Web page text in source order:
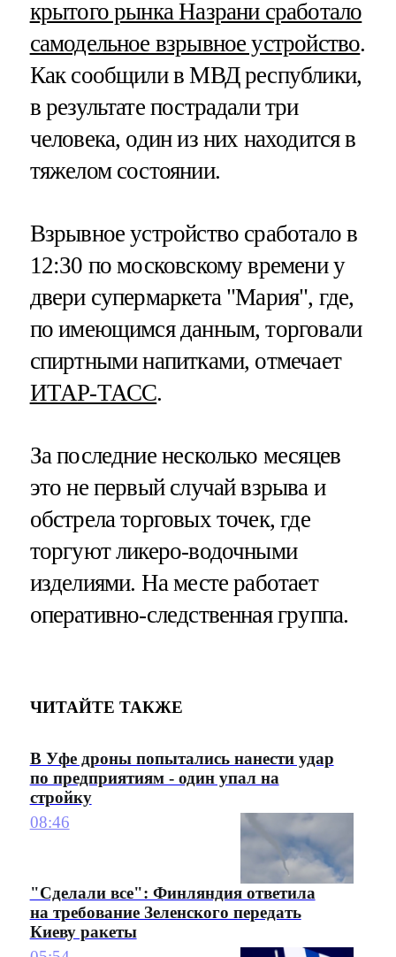
крытого рынка Назрани сработало
самодельное взрывное устройство.
Как сообщили в МВД республики,
в результате пострадали три
человека, один из них находится в
тяжелом состоянии.
Взрывное устройство сработало в
12:30 по московскому времени у
двери супермаркета "Мария", где,
по имеющимся данным, торговали
спиртными напитками, отмечает
ИТАР-ТАСС.
За последние несколько месяцев
это не первый случай взрыва и
обстрела торговых точек, где
торгуют ликеро-водочными
изделиями. На месте работает
оперативно-следственная группа.
ЧИТАЙТЕ ТАКЖЕ
В Уфе дроны попытались нанести удар
по предприятиям - один упал на
стройку
08:46
"Сделали все": Финляндия ответила
на требование Зеленского передать
Киеву ракеты